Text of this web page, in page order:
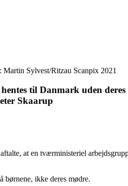
Sylvest/Ritzau Scanpix 2021
til Danmark uden
Skaarup
at en tværministeriel
børnene, ikke deres mødre.